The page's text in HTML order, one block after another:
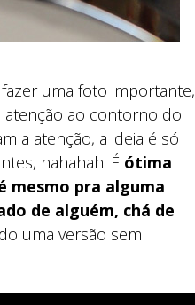
uma foto importante,
ao contorno do
a atenção, a ideia é só
hahahah! É ótima
mesmo pra alguma
de alguém, chá de
uma versão sem